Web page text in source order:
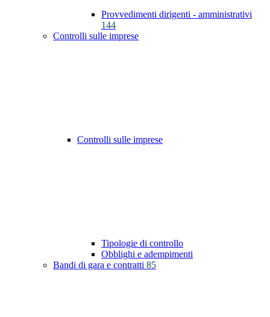
Provvedimenti dirigenti - amministrativi
144
Controlli sulle imprese
Controlli sulle imprese
Tipologie di controllo
Obblighi e adempimenti
Bandi di gara e contratti 85